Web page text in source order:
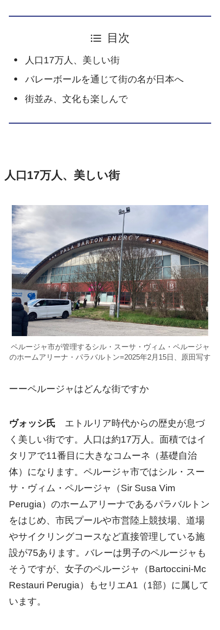
目次
人口17万人、美しい街
バレーボールを通じて街の名が日本へ
街並み、文化も楽しんで
人口17万人、美しい街
ペルージャ市が管理するシル・スーサ・ヴィム・ペルージャ
のホームアリーナ・パラバルトン=2025年2月15日、原田写す
ーーペルージャはどんな街ですか
ヴォッシ氏 エトルリア時代からの歴史が息づ
く美しい街です。人口は約17万人。面積ではイ
タリアで11番目に大きなコムーネ（基礎自治
体）になります。ペルージャ市ではシル・スー
サ・ヴィム・ペルージャ（Sir Susa Vim
Perugia）のホームアリーナであるパラバルトン
をはじめ、市民プールや市営陸上競技場、道場
やサイクリングコースなど直接管理している施
設が75あります。バレーは男子のペルージャも
そうですが、女子のペルージャ（Bartoccini-Mc
Restauri Perugia）もセリエA1（1部）に属して
います。